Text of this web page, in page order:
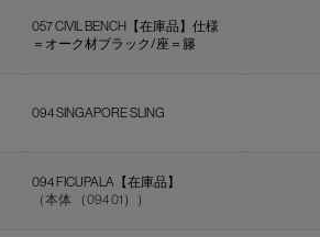
057 CIVIL BENCH【在庫品】仕様
＝オーク材ブラック/座＝籐
094 SINGAPORE SLING
094 FICUPALA【在庫品】
（本体 （094 01））